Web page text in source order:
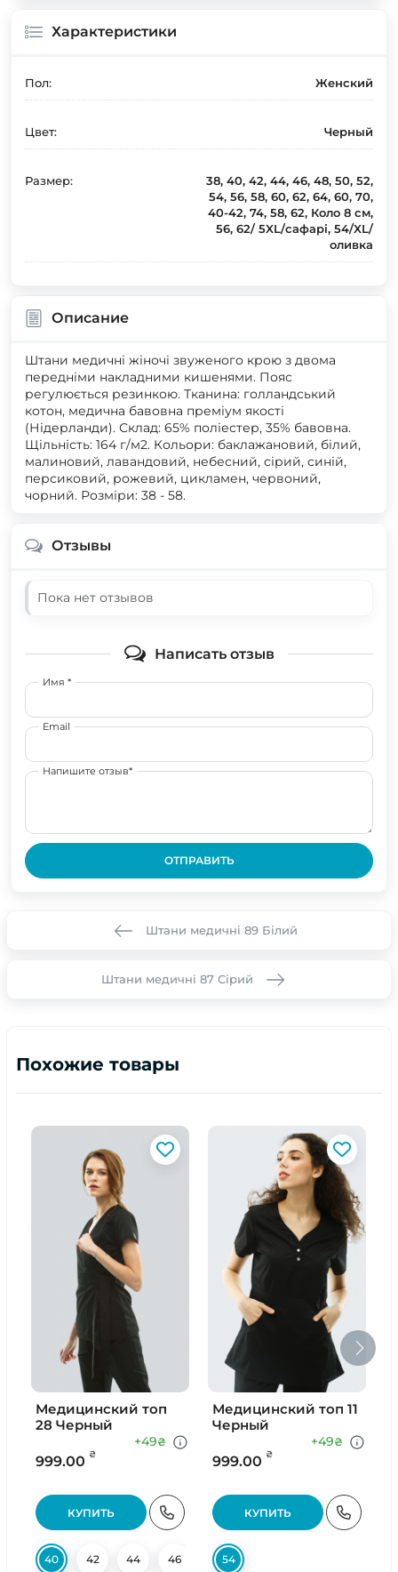
Характеристики
Пол: Женский
Цвет: Черный
Размер:
38, 40, 42, 44, 46, 48, 50, 52,
54, 56, 58, 60, 62, 64, 60, 70,
40-42, 74, 58, 62, Коло 8 см,
56, 62/ 5XL/сафарі, 54/XL/
оливка
Описание
Штани медичні жіночі звуженого крою з двома
передніми накладними кишенями. Пояс
регулюється резинкою. Тканина: голландський
котон, медична бавовна преміум якості
(Нідерланди). Склад: 65% поліестер, 35% бавовна.
Щільність: 164 г/м2. Кольори: баклажановий, білий,
малиновий, лавандовий, небесний, сірий, синій,
персиковий, рожевий, цикламен, червоний,
чорний. Розміри: 38 - 58.
Отзывы
Пока нет отзывов
Написать отзыв
Имя *
Email
Напишите отзыв*
ОТПРАВИТЬ
Штани медичні 89 Білий
Штани медичні 87 Сірий
Похожие товары
Медицинский топ
28 Черный
999.00 ₴
+49₴
КУПИТЬ
40 42 44 46 48
Медицинский топ 11
Черный
999.00 ₴
+49₴
КУПИТЬ
54